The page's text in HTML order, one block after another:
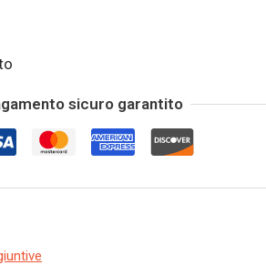
sicuro garantito